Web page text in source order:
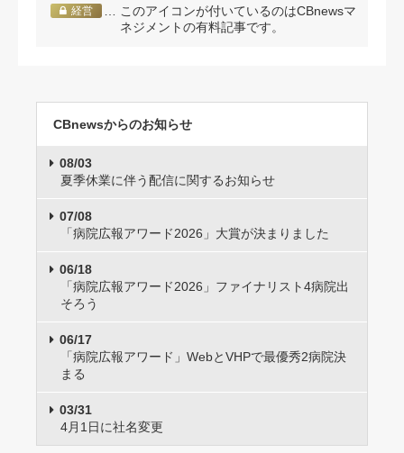
経営
… このアイコンが付いているのはCBnewsマ
ネジメントの有料記事です。
CBnewsからのお知らせ
08/03
夏季休業に伴う配信に関するお知らせ
07/08
「病院広報アワード2026」大賞が決まりました
06/18
「病院広報アワード2026」ファイナリスト4病院出
そろう
06/17
「病院広報アワード」WebとVHPで最優秀2病院決
まる
03/31
4月1日に社名変更